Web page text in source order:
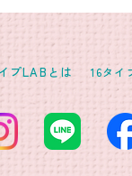
プLABとは 16タイ